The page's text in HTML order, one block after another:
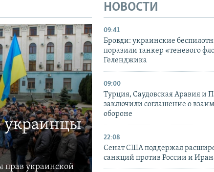
украинцы
прав украинской
НОВОСТИ
09:41
Бровди: украинские
поразили танкер «теневого
Геленджика
09:00
Турция, Саудовская Аравия и
заключили соглашение о
обороне
22:08
Сенат США поддержал
санкций против России и